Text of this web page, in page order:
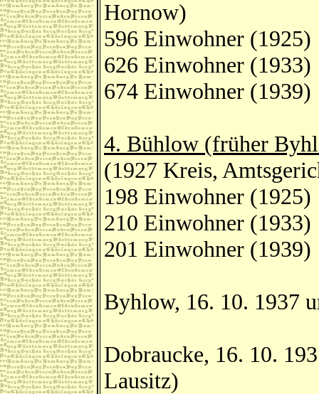
Hornow)
596 Einwohner (1925)
626 Einwohner (1933)
674 Einwohner (1939)
4. Bühlow (früher
(1927 Kreis,
198 Einwohner (1925)
210 Einwohner (1933)
201 Einwohner (1939)
Byhlow, 16. 10. 1937
Dobraucke, 16. 10.
Lausitz)